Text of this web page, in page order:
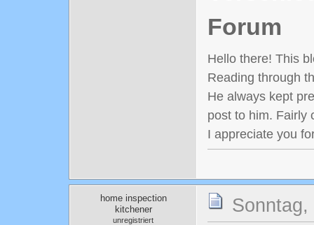
Forum
Hello there! This
Reading through
He always kept
post to him. Fairly
I appreciate you
home inspection
kitchener
unregistriert